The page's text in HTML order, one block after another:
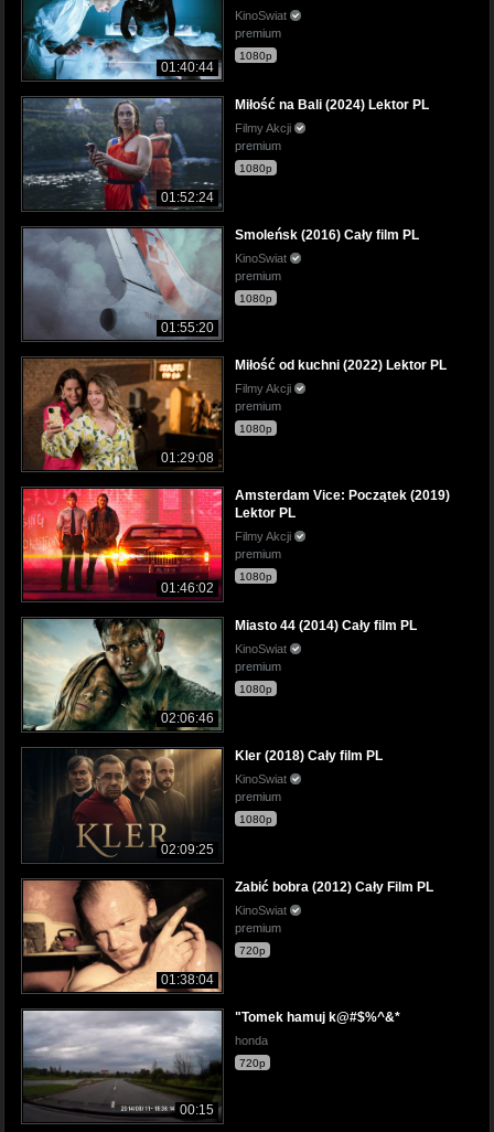
01:40:44
KinoSwiat
premium
1080p
01:52:24
Miłość na Bali (2024) Lektor PL
Filmy Akcji
premium
1080p
01:55:20
Smoleńsk (2016) Cały film PL
KinoSwiat
premium
1080p
01:29:08
Miłość od kuchni (2022) Lektor PL
Filmy Akcji
premium
1080p
01:46:02
Amsterdam Vice: Początek (2019)
Lektor PL
Filmy Akcji
premium
1080p
02:06:46
Miasto 44 (2014) Cały film PL
KinoSwiat
premium
1080p
02:09:25
Kler (2018) Cały film PL
KinoSwiat
premium
1080p
01:38:04
Zabić bobra (2012) Cały Film PL
KinoSwiat
premium
720p
00:15
"Tomek hamuj k@#$%^&*
honda
720p